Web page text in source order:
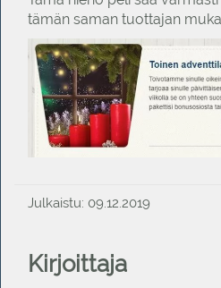
tämän saman tuottajan
Julkaistu: 09.12.2019
Kirjoittaja